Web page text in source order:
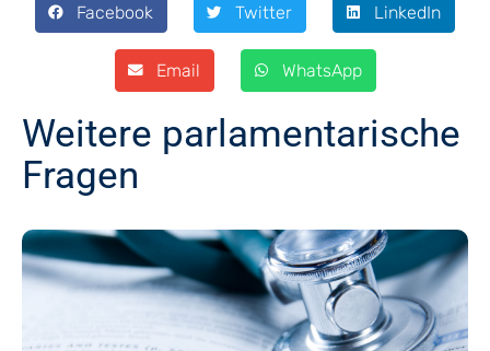
Facebook Twitter LinkedIn
Email WhatsApp
Weitere parlamentarische
Fragen